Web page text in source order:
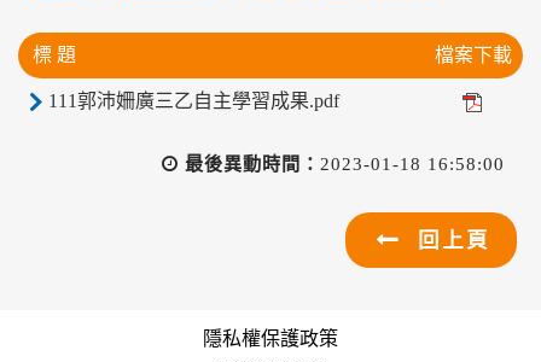
標 題 檔案下載
111郭沛姍廣三乙自主學習成果.pdf
最後異動時間： 2023-01-18 16:58:00
回上頁
隱私權保護政策